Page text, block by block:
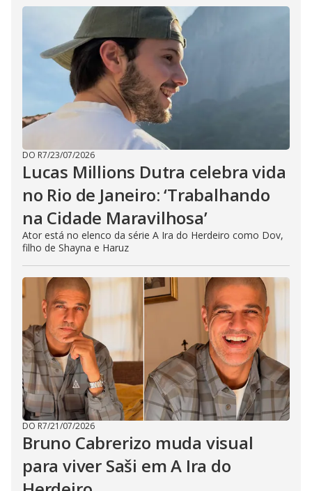
DO R7/23/07/2026
Lucas Millions Dutra celebra vida
no Rio de Janeiro: ‘Trabalhando
na Cidade Maravilhosa’
Ator está no elenco da série A Ira do Herdeiro como Dov,
filho de Shayna e Haruz
DO R7/21/07/2026
Bruno Cabrerizo muda visual
para viver Saši em A Ira do